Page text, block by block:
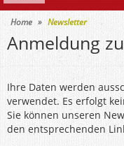
Home Newsletter
Anmeldung
Ihre Daten werden
verwendet. Es erfolgt
Sie können unseren
den entsprechenden